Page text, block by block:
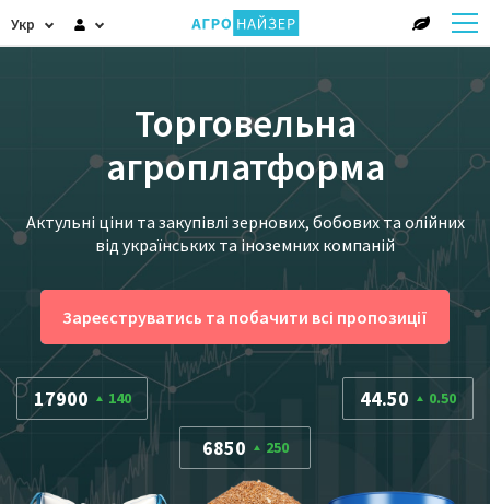
Укр
Торговельна
агроплатформа
Актульні ціни та закупівлі зернових, бобових та олійних
від українських та іноземних компаній
Зареєструватись та побачити всі пропозиції
17900 140
6850 250
44.50 0.50